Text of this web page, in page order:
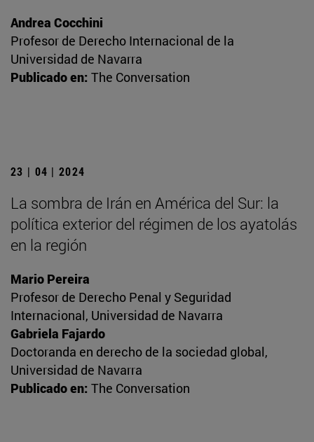
Andrea Cocchini
Profesor de Derecho Internacional de la
Universidad de Navarra
Publicado en: The Conversation
23 | 04 | 2024
La sombra de Irán en América del Sur: la
política exterior del régimen de los ayatolás
en la región
Mario Pereira
Profesor de Derecho Penal y Seguridad
Internacional, Universidad de Navarra
Gabriela Fajardo
Doctoranda en derecho de la sociedad global,
Universidad de Navarra
Publicado en: The Conversation